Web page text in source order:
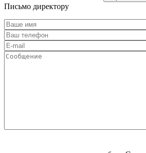
Письмо директору